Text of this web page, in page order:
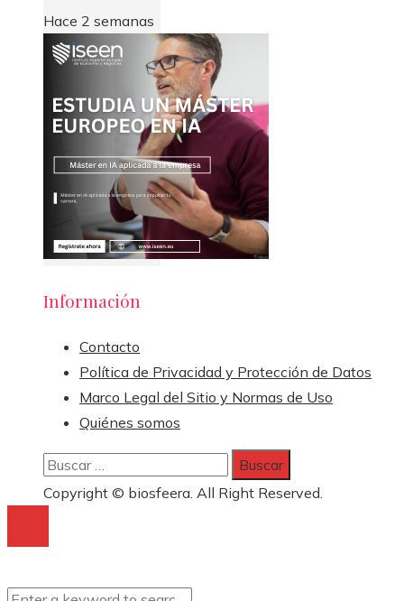
Hace 2 semanas
Información
Contacto
Política de Privacidad y Protección de Datos
Marco Legal del Sitio y Normas de Uso
Quiénes somos
Buscar:
Copyright © biosfeera. All Right Reserved.